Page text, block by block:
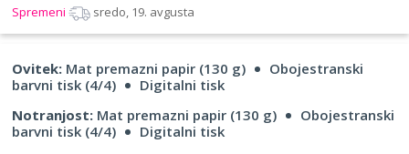
Spremeni sredo, 19. avgusta
Ovitek: Mat premazni papir (130 g)
Obojestranski
barvni tisk (4/4)
Digitalni tisk
Notranjost: Mat premazni papir (130 g)
Obojestranski
barvni tisk (4/4)
Digitalni tisk